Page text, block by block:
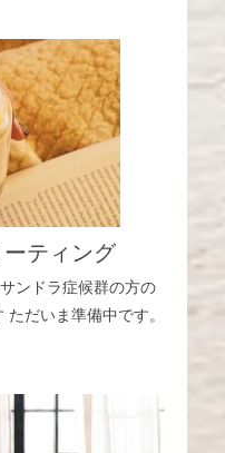
ーティング
ンドラ症候群の方の
だいま準備中です。